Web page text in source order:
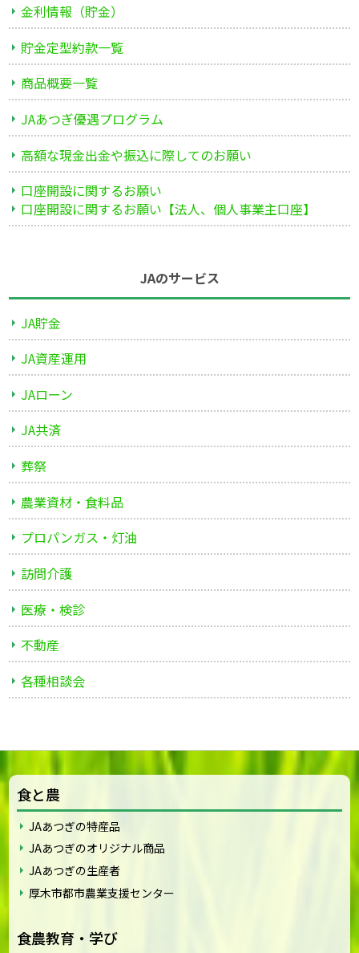
金利情報（貯金）
貯金定型約款一覧
商品概要一覧
JAあつぎ優遇プログラム
高額な現金出金や振込に際してのお願い
口座開設に関するお願い
口座開設に関するお願い【法人、個人事業主口座】
JAのサービス
JA貯金
JA資産運用
JAローン
JA共済
葬祭
農業資材・食料品
プロパンガス・灯油
訪問介護
医療・検診
不動産
各種相談会
食と農
JAあつぎの特産品
JAあつぎのオリジナル商品
JAあつぎの生産者
厚木市都市農業支援センター
食農教育・学び